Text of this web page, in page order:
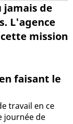
jamais de
L'agence
mission
faisant le
travail en ce
journée de